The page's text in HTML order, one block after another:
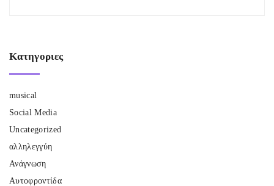
Κατηγοριες
musical
Social Media
Uncategorized
αλληλεγγύη
Ανάγνωση
Αυτοφροντίδα